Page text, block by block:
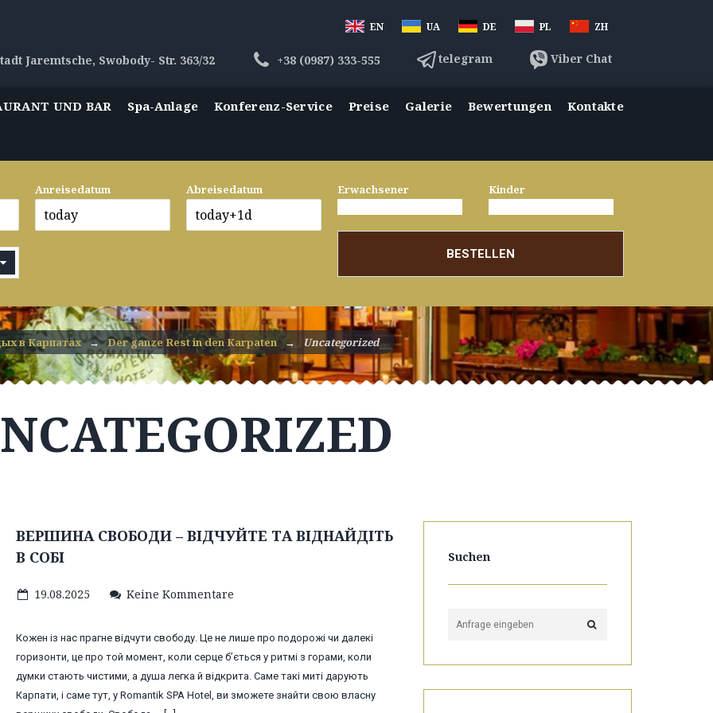
EN UA DE PL ZH
Jaremtsche, Swobody- Str. 363/32 +38 (0987) 333-555 telegram Viber Chat
UND BAR Spa-Anlage Konferenz-Service Preise Galerie Bewertungen Kontakte
Anreisedatum Abreisedatum Erwachsener Kinder
BESTELLEN
в Карпатах → Der ganze Rest in den Karpaten → Uncategorized
ВЕРШИНА СВОБОДИ – ВІДЧУЙТЕ ТА ВІДНАЙДІТЬ
В СОБІ
19.08.2025 Keine Kommentare
Кожен із нас прагне відчути свободу. Це не лише про подорожі чи далекі
горизонти, це про той момент, коли серце б’ється у ритмі з горами, коли
думки стають чистими, а душа легка й відкрита. Саме такі миті дарують
Карпати, і саме тут, у Romantik SPA Hotel, ви зможете знайти свою власну
Suchen